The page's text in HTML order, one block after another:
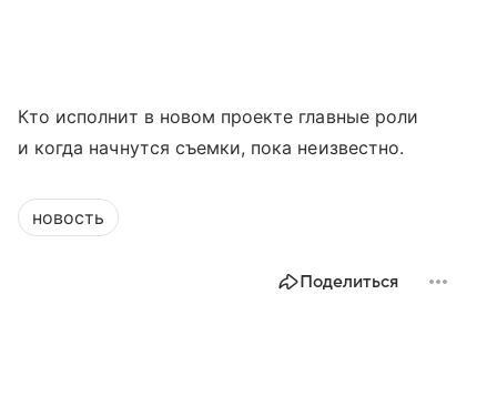
Кто исполнит в новом проекте главные роли
и когда начнутся съемки, пока неизвестно.
новость
Поделиться